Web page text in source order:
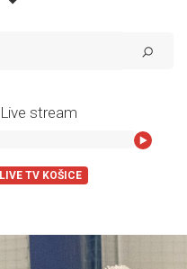
Live stream
LIVE TV KOŠICE